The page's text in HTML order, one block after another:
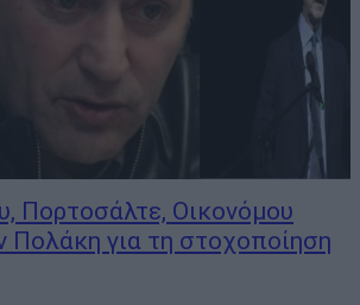
Πορτοσάλτε, Οικονόμου
Πολάκη για τη στοχοποίηση